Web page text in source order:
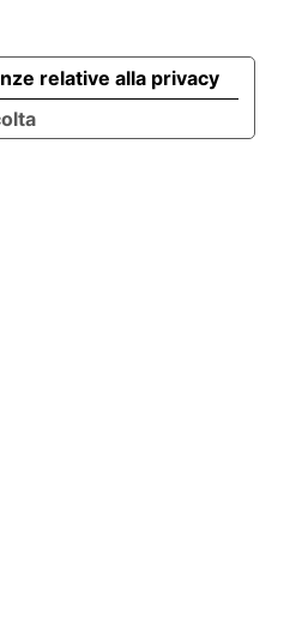
relative alla privacy